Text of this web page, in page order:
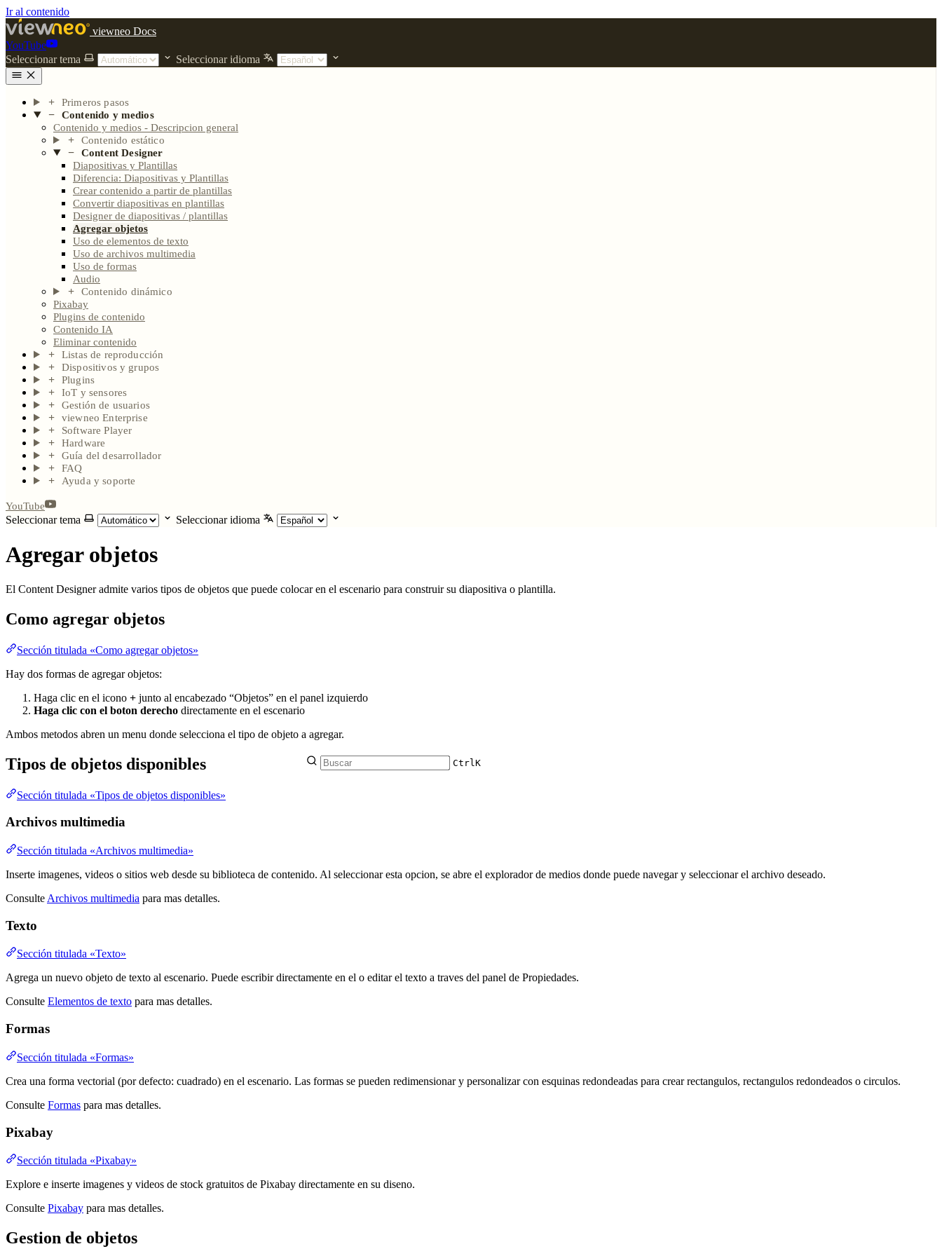
Ir al contenido
viewneo Docs
CtrlK
YouTube
Seleccionar tema
Seleccionar idioma
Primeros pasos
Contenido y medios
Contenido y medios - Descripcion general
Contenido estático
Content Designer
Diapositivas y Plantillas
Diferencia: Diapositivas y Plantillas
Crear contenido a partir de plantillas
Convertir diapositivas en plantillas
Designer de diapositivas / plantillas
Agregar objetos
Uso de elementos de texto
Uso de archivos multimedia
Uso de formas
Audio
Contenido dinámico
Pixabay
Plugins de contenido
Contenido IA
Eliminar contenido
Listas de reproducción
Dispositivos y grupos
Plugins
IoT y sensores
Gestión de usuarios
viewneo Enterprise
Software Player
Hardware
Guía del desarrollador
FAQ
Ayuda y soporte
YouTube
Seleccionar tema Seleccionar idioma
Agregar objetos
El Content Designer admite varios tipos de objetos que puede colocar en el escenario para construir su diapositiva o plantilla.
Como agregar objetos
Sección titulada «Como agregar objetos»
Hay dos formas de agregar objetos:
Haga clic en el icono + junto al encabezado “Objetos” en el panel izquierdo
Haga clic con el boton derecho directamente en el escenario
Ambos metodos abren un menu donde selecciona el tipo de objeto a agregar.
Tipos de objetos disponibles
Sección titulada «Tipos de objetos disponibles»
Archivos multimedia
Sección titulada «Archivos multimedia»
Inserte imagenes, videos o sitios web desde su biblioteca de contenido. Al seleccionar esta opcion, se abre el explorador de medios donde puede navegar y seleccionar el archivo deseado.
Consulte Archivos multimedia para mas detalles.
Texto
Sección titulada «Texto»
Agrega un nuevo objeto de texto al escenario. Puede escribir directamente en el o editar el texto a traves del panel de Propiedades.
Consulte Elementos de texto para mas detalles.
Formas
Sección titulada «Formas»
Crea una forma vectorial (por defecto: cuadrado) en el escenario. Las formas se pueden redimensionar y personalizar con esquinas redondeadas para crear rectangulos, rectangulos redondeados o circulos.
Consulte Formas para mas detalles.
Pixabay
Sección titulada «Pixabay»
Explore e inserte imagenes y videos de stock gratuitos de Pixabay directamente en su diseno.
Consulte Pixabay para mas detalles.
Gestion de objetos